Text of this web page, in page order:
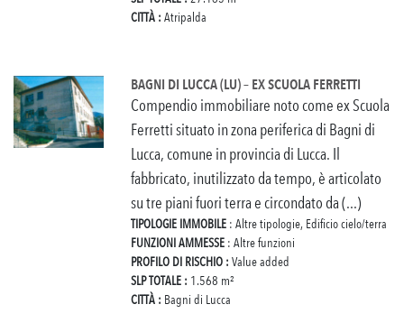
CITTÀ : Atripalda
BAGNI DI LUCCA (LU) – EX SCUOLA FERRETTI
Compendio immobiliare noto come ex Scuola
Ferretti situato in zona periferica di Bagni di
Lucca, comune in provincia di Lucca. Il
fabbricato, inutilizzato da tempo, è articolato
su tre piani fuori terra e circondato da (...)
TIPOLOGIE IMMOBILE : Altre tipologie, Edificio cielo/terra
FUNZIONI AMMESSE : Altre funzioni
PROFILO DI RISCHIO : Value added
SLP TOTALE : 1.568 m²
CITTÀ : Bagni di Lucca